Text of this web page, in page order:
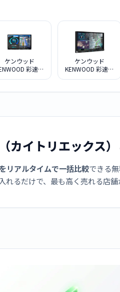
ケンウッド
彩速ナ
ケンウッド
KENWOOD 彩速ナ
（カイトリエックス
リアルタイムで一括比較できる無
るだけで、最も高く売れる店舗